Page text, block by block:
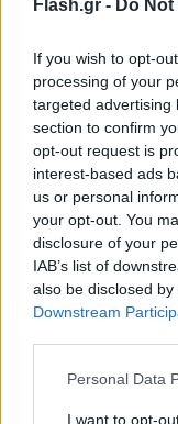
Flash.gr - Do
If you wish to opt-
processing of your
targeted advertising
section to confirm
opt-out request is
interest-based ads
us or personal
your opt-out. You
disclosure of your
IAB’s list of
also be disclosed
Downstream
Please note that
not limited to your
Personal Data
I want to opt-
μεμονωμένη
Τρία μπουκάλια
έξι μπουκάλια
μπουκάλια έχουν
η οποία ξεκινά
$ ανά παραγγελία.